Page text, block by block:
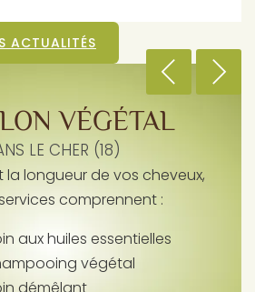
ACTUALITÉS
VÉGÉTAL
LE CHER (18)
la longueur de vos cheveux,
comprennent :
aux huiles essentielles
végétal